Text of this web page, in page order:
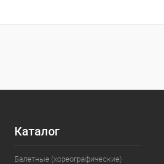
Купить в 1 клик Сравнение
Каталог
Балетные (хореографические)